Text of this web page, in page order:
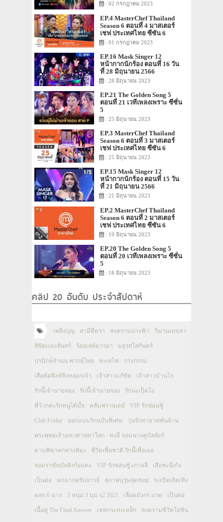
: 02 กรกฎาคม 2023
EP.4 MasterChef Thailand
Season 6 ตอนที่ 4 มาสเตอร์
เชฟ ประเทศไทย ซีซัน 6
: 01 กรกฎาคม 2023
EP.16 Mask Singer 12
หน้ากากนักร้อง ตอนที่ 16 วัน
ที่ 28 มิถุนายน 2566
: 28 มิถุนายน 2023
EP.21 The Golden Song 5
ตอนที่ 21 เวทีเพลงเพราะ ซีซั่น
5
: 25 มิถุนายน 2023
EP.3 MasterChef Thailand
Season 6 ตอนที่ 3 มาสเตอร์
เชฟ ประเทศไทย ซีซัน 6
: 25 มิถุนายน 2023
EP.15 Mask Singer 12
หน้ากากนักร้อง ตอนที่ 15 วัน
ที่ 21 มิถุนายน 2566
: 21 มิถุนายน 2023
EP.2 MasterChef Thailand
Season 6 ตอนที่ 2 มาสเตอร์
เชฟ ประเทศไทย ซีซัน 6
: 19 มิถุนายน 2023
EP.20 The Golden Song 5
ตอนที่ 20 เวทีเพลงเพราะ ซีซั่น
5
: 18 มิถุนายน 2023
คลิป 20 อันดับ ประจำสัปดาห์
เพลิงบุญ สามีตีตรา สงครามนางฟ้า วิมานเมขลา
ลิขิตแห่งจันทร์ ร้อยเล่ห์มารยา มธุรสโลกันตร์
ปรปักษ์จำนน พากย์ไทย ทะเลไฟ กรงกรรม
เสือตัดสิงห์ลิงหลอกเจ้า เจ้าสาวแก้ขัด เจ้าสาวบ้านไร่
รักนี้เจ้านายจอง รักนี้เจ้านายจอง รักนะเป็ดโง่
พี่ว้ากคะรักหนูได้มั้ย คลับฟรายเดย์ VIP รักซ่อนชู้
Club Friday ออกแบบรักฉบับพิเศษ วุ่นรักทายาทพันล้าน
พระพุทธเจ้ามหาศาสดาโลก ทงอี จอมนางคู่บัลลังก์
ดาบพิฆาตกลางหิมะ ชีวิตเพื่อชาติ รักนี้เพื่อเธอ
จอมราชันบัลลังก์อมตะ VIP รักซ่อนชู้ เกาหลี เสือชะนีเก้ง
เป็นต่อ หกฉากครับจารย์ สุภาพบุรุษสุดซอย ระเบิดเถิดเทิง
ตลก 6 ฉาก 3 หนุ่ม 3 มุม x2 2021 เลือดมังกร แรด เป็นต่อ
เนื้อคู่ The Final Answer เชฟกระทะเหล็ก สงครามชีวิตโอชิน